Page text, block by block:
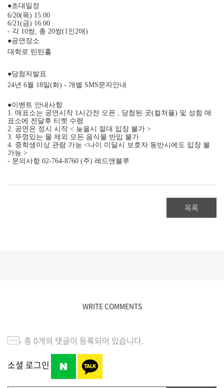
●초대일정
6/20(목) 15:00
6/21(금) 16:00
- 각 10쌍, 총 20쌍(1인2매)
●공연장소
대학로 틴틴홀
●당첨자발표
24년 6월 18일(화) - 개별 SMS문자안내
●이벤트 안내사항
1. 매표소는 공연시작 1시간전 오픈 , 당첨된 곳(컬처플) 및 성함 매
표소에 전달후 티켓 수령
2. 공연은 정시 시작 < 늦을시 절대 입장 불가 >
3. 뚜껑있는 물 제외 모든 음식물 반입 불가
4. 중학생이상 관람 가능 <나이 미달시 보호자 동반시에도 입장 불
가능 >
- 문의사항 02-764-8760 (주) 레드앤블루
목록
WRITE COMMENTS
총 0개의 댓글이 등록되어 있습니다.
소셜 로그인